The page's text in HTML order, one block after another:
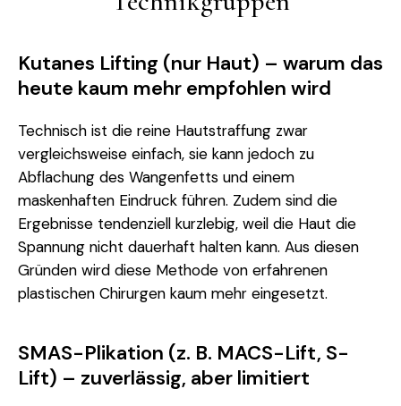
Kutanes Lifting (nur Haut) – warum das
heute kaum mehr empfohlen wird
Technisch ist die reine Hautstraffung zwar
vergleichsweise einfach, sie kann jedoch zu
Abflachung des Wangenfetts und einem
maskenhaften Eindruck führen. Zudem sind die
Ergebnisse tendenziell kurzlebig, weil die Haut die
Spannung nicht dauerhaft halten kann. Aus diesen
Gründen wird diese Methode von erfahrenen
plastischen Chirurgen kaum mehr eingesetzt.
SMAS-Plikation (z. B. MACS-Lift, S-
Lift) – zuverlässig, aber limitiert